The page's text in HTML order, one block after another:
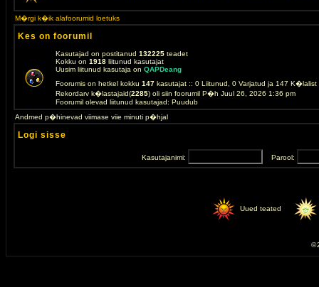
M�rgi k�ik alafoorumid loetuks
Kes on foorumil
Kasutajad on postitanud 132225 teadet
Kokku on 1918 liitunud kasutajat
Uusim liitunud kasutaja on QAPDeang
Foorumis on hetkel kokku 147 kasutajat :: 0 Liitunud, 0 Varjatud ja 147
Rekordarv k�lastajaid(2285) oli siin foorumil P�h Juul 26, 2026 1:36 pm
Foorumil olevad liitunud kasutajad: Puudub
Andmed p�hinevad viimase viie minuti p�hjal
Logi sisse
Kasutajanimi: Parool:
Uued teated
©